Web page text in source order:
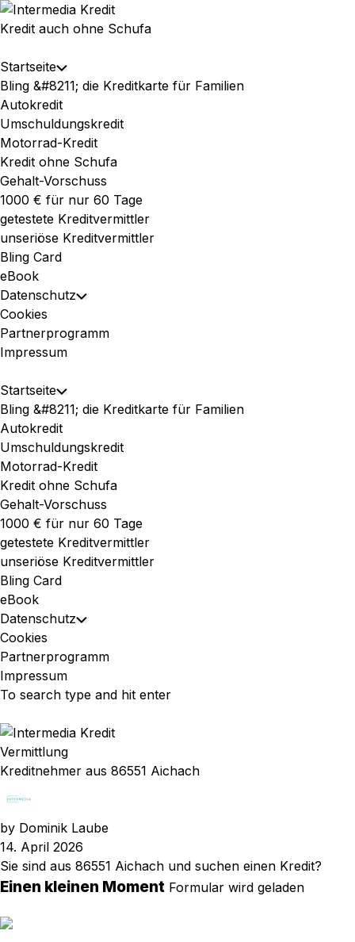
Skip
to
Kredit auch ohne Schufa
Expand
Menu
Startseite Toggle
Child
Menu
Bling &#8211; die Kreditkarte für Familien
Autokredit
Umschuldungskredit
Motorrad-Kredit
Kredit ohne Schufa
Gehalt-Vorschuss
1000 € für nur 60 Tage
getestete Kreditvermittler
unseriöse Kreditvermittler
Bling Card
eBook
Datenschutz Toggle
Menu
Cookies
Partnerprogramm
Impressum
Expand
Menu
Startseite Toggle
Child
Menu
Bling &#8211; die Kreditkarte für Familien
Autokredit
Umschuldungskredit
Motorrad-Kredit
Kredit ohne Schufa
Gehalt-Vorschuss
1000 € für nur 60 Tage
getestete Kreditvermittler
unseriöse Kreditvermittler
Bling Card
eBook
Datenschutz Toggle
Menu
Cookies
Partnerprogramm
Impressum
Vermittlung
Kreditnehmer aus 86551 Aichach
by Dominik Laube
14. April 2026
Sie sind aus 86551 Aichach und suchen einen Kredit?
Einen kleinen Moment Formular wird geladen